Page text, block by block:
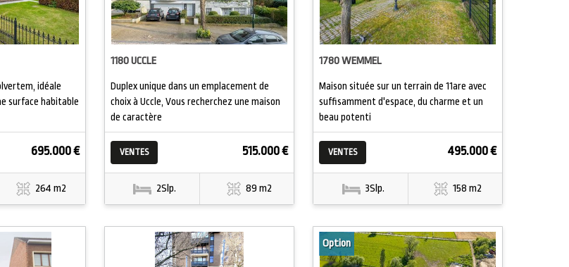
idéale
surface habitable
695.000 €
264 m2
1180 UCCLE
Duplex unique dans un emplacement de
choix à Uccle, Vous recherchez une maison
de caractère
VENTES 515.000 €
2Slp. 89 m2
1780 WEMMEL
Maison située sur un terrain de 11are avec
suffisamment d'espace, du charme et un
beau potenti
VENTES 495.000 €
3Slp. 158 m2
Option